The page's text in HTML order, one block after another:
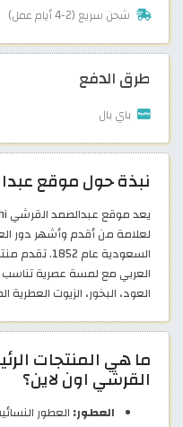
شحن سريع (2-4 أيام عمل)
طرق الدفع
باي بال
نبذة حول موقع
لعلامة من أقدم وأشهر دور
السعودية عام
العربي مع لمسة عصرية تناسب
العود، البخور، الزيوت
ما هي المنتجات
القرشي اون لاين؟
العطور: العطور